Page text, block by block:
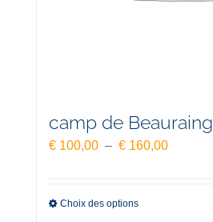
camp de Beauraing
€ 100,00 – € 160,00Plage
Choix des options